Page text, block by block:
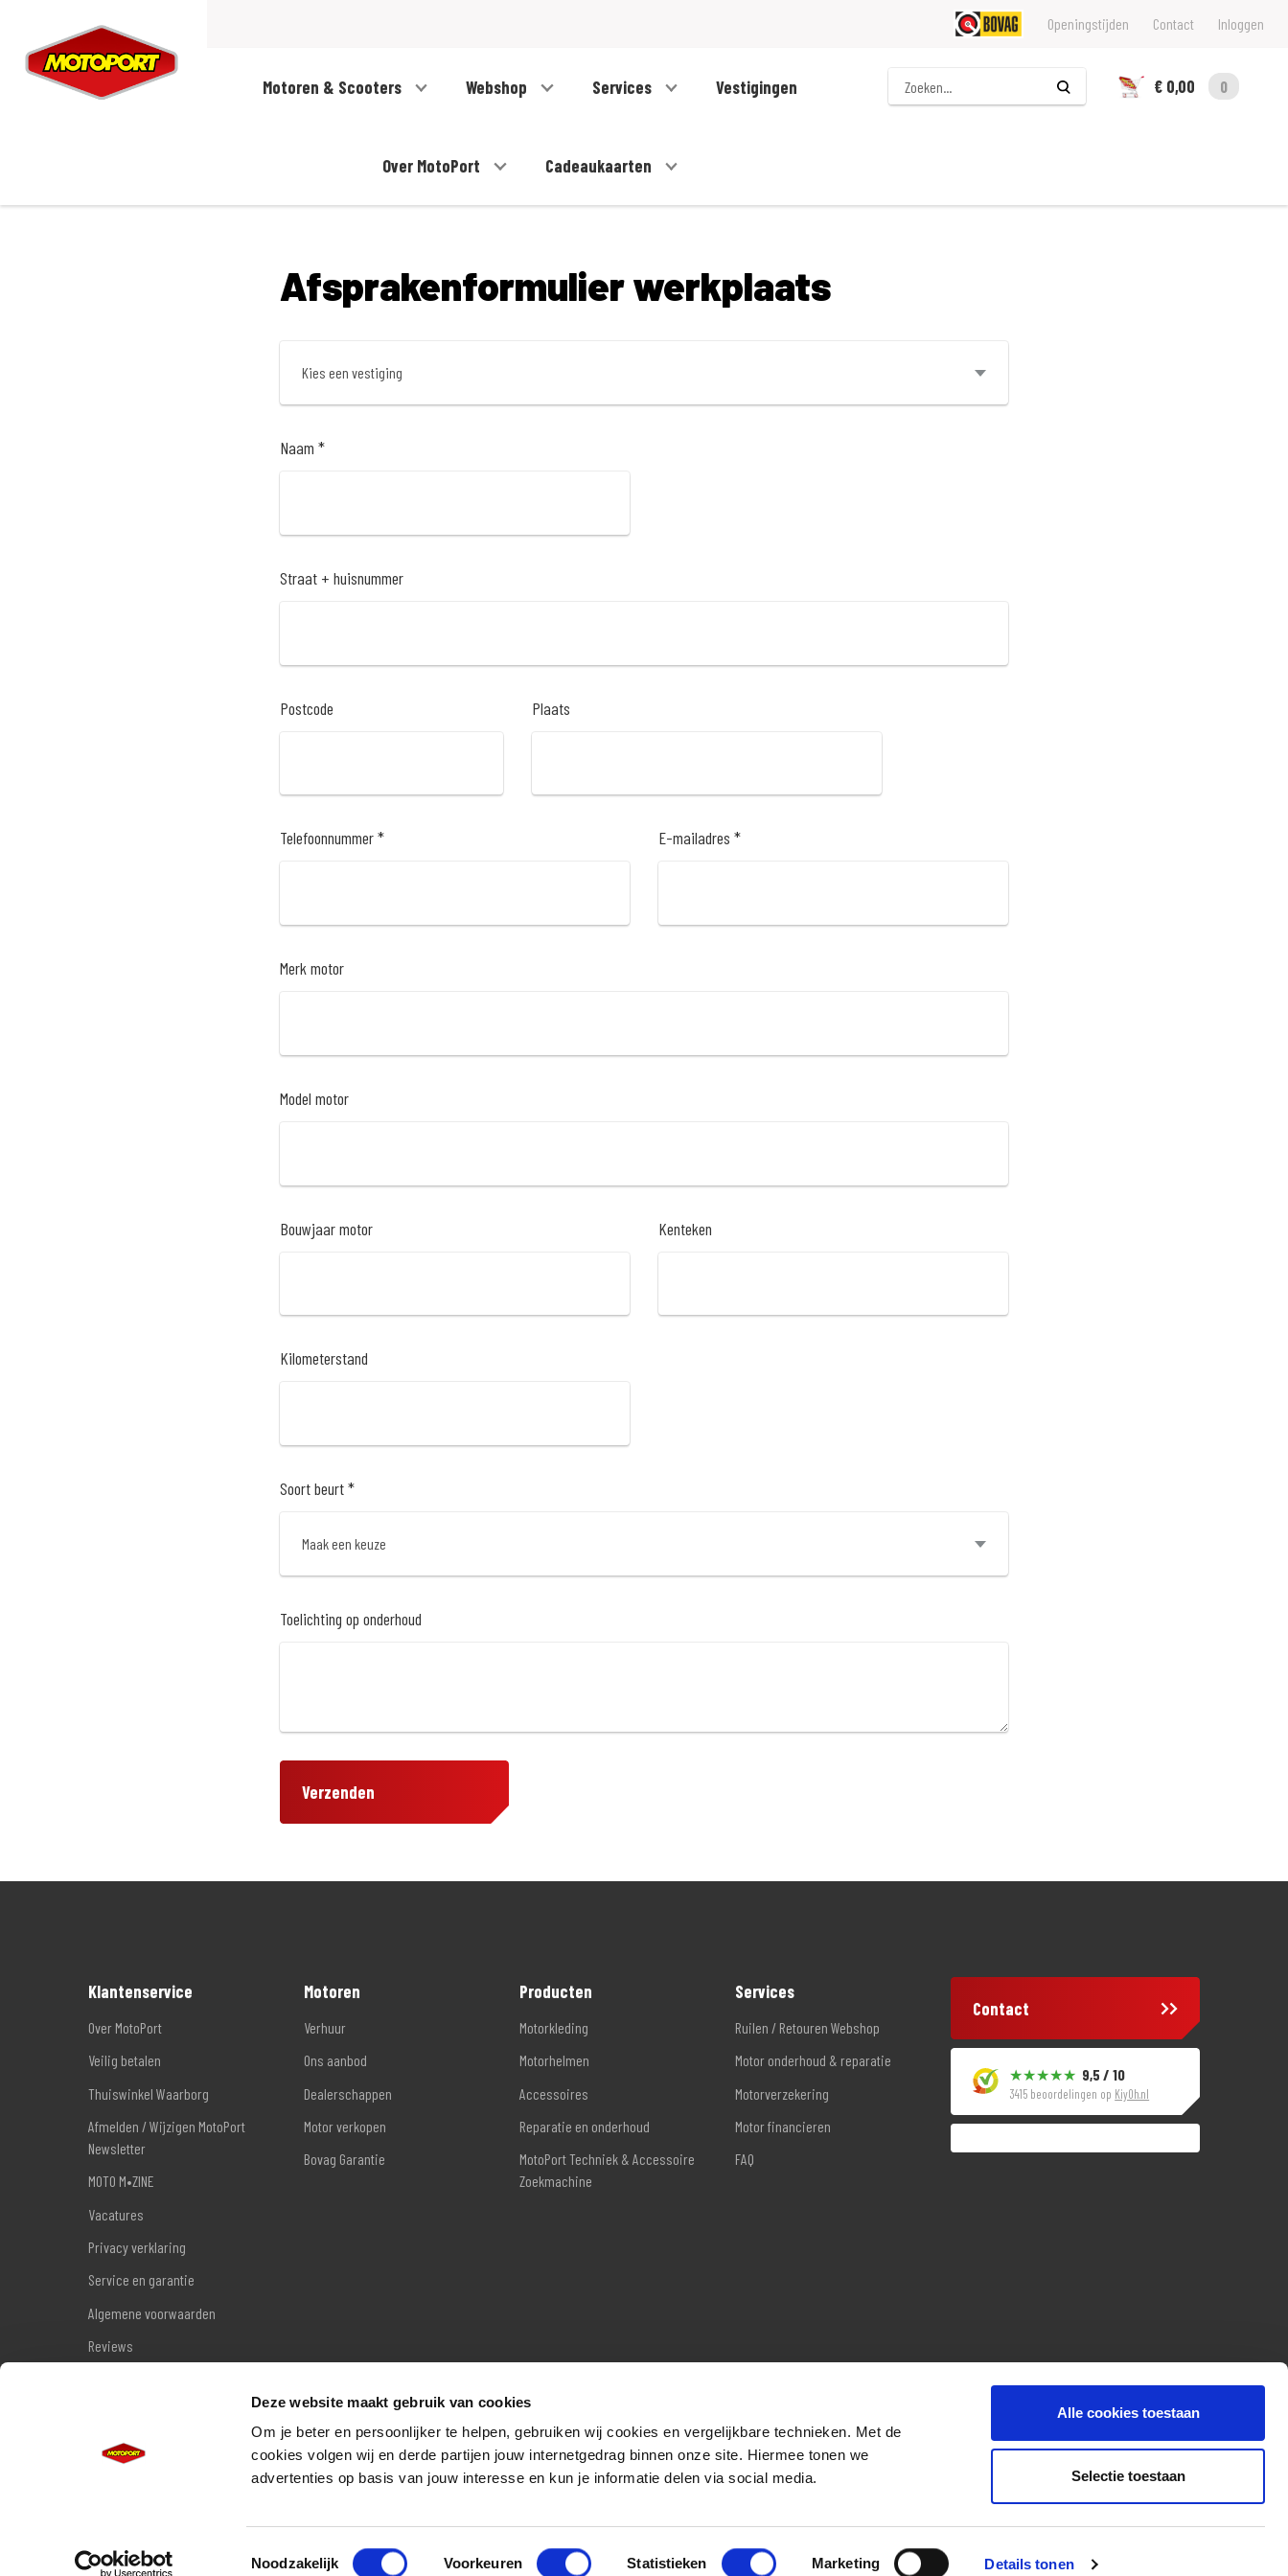
Deze website maakt gebruik van cookies
Om je beter en persoonlijker te helpen, gebruiken wij cookies en vergelijkbare technieken. Met de
cookies volgen wij en derde partijen jouw internetgedrag binnen onze site. Hiermee tonen we
advertenties op basis van jouw interesse en kun je informatie delen via social media.
Toestemmingsselectie
Noodzakelijk Voorkeuren Statistieken Marketing Details tonen
Alle cookies toestaan
Selectie toestaan
Openingstijden Contact Inloggen
Motoren & Scooters Webshop Services Vestigingen
Over MotoPort Cadeaukaarten
Zoeken
€ 0,00
0
Afsprakenformulier werkplaats
Naam *
Straat + huisnummer
Postcode Plaats
Telefoonnummer * E-mailadres *
Merk motor
Model motor
Bouwjaar motor Kenteken
Kilometerstand
Soort beurt *
Toelichting op onderhoud
Verzenden
Klantenservice
Over MotoPort
Veilig betalen
Thuiswinkel Waarborg
Afmelden / Wijzigen MotoPort
Newsletter
MOTO M•ZINE
Vacatures
Privacy verklaring
Service en garantie
Algemene voorwaarden
Reviews
Motoren
Verhuur
Ons aanbod
Dealerschappen
Motor verkopen
Bovag Garantie
Producten
Motorkleding
Motorhelmen
Accessoires
Reparatie en onderhoud
MotoPort Techniek & Accessoire
Zoekmachine
Services
Ruilen / Retouren Webshop
Motor onderhoud & reparatie
Motorverzekering
Motor financieren
FAQ
Contact
9,5 / 10
3415 beoordelingen op KiyOh.nl
More for your ride